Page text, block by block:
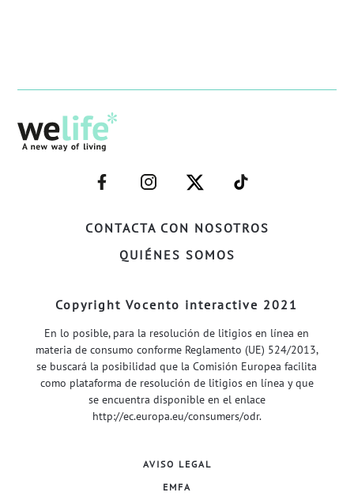
CONTACTA CON NOSOTROS
QUIÉNES SOMOS
–
FACEBOOK–
–
INSTAGRAM–
–
TWITTER–
–
WELIFE–
Copyright Vocento interactive 2021
En lo posible, para la resolución de litigios en línea en
materia de consumo conforme Reglamento (UE) 524/2013,
se buscará la posibilidad que la Comisión Europea facilita
como plataforma de resolución de litigios en línea y que
se encuentra disponible en el enlace
http://ec.europa.eu/consumers/odr.
AVISO LEGAL
EMFA